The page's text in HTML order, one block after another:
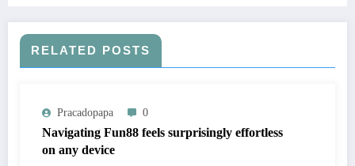
RELATED POSTS
Pracadopapa 0
Navigating Fun88 feels surprisingly effortless
on any device